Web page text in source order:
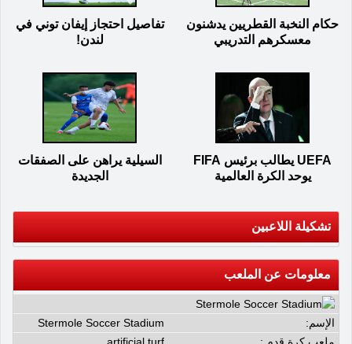
حكام النخبة القطريين يدشنون
معسكرهم التدريبي
تفاصيل احتجاز إيفان توني في
لندن!
UEFA يطالب برئيس FIFA
يوحد الكرة العالمية
السيلية يراهن على الصفقات
الجديدة
تشكيلة اللاعبين
معلومات عن الملعب
الإسم:
Stermole Soccer Stadium
ملعب كرة قدم :
artificial turf